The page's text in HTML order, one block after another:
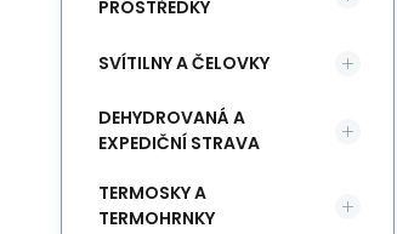
PROSTŘEDKY
SVÍTILNY A ČELOVKY
DEHYDROVANÁ A
EXPEDIČNÍ STRAVA
TERMOSKY A
TERMOHRNKY